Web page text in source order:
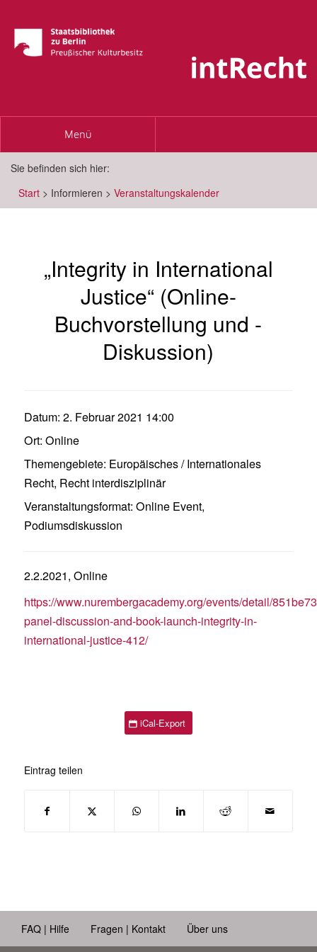
Toggle
Menü
Sie befinden sich hier:
Start > Informieren > Veranstaltungskalender
„Integrity in International
Justice“ (Online-
Buchvorstellung und -
Diskussion)
Datum: 2. Februar 2021 14:00
Ort: Online
Themengebiete: Europäisches / Internationales
Recht, Recht interdisziplinär
Veranstaltungsformat: Online Event,
Podiumsdiskussion
2.2.2021, Online
https://www.nurembergacademy.org/events/detail/
panel-discussion-and-book-launch-integrity-in-
international-justice-412/
iCal-Export
Eintrag teilen
FAQ | Hilfe Fragen | Kontakt Über uns